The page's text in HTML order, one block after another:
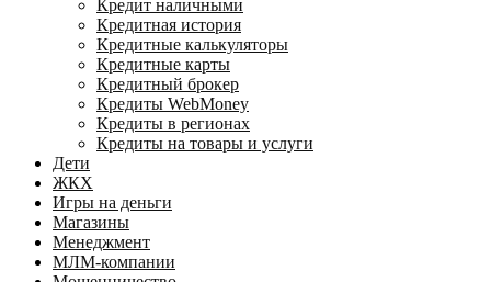
Кредит наличными
Кредитная история
Кредитные калькуляторы
Кредитные карты
Кредитный брокер
Кредиты WebMoney
Кредиты в регионах
Кредиты на товары и услуги
Дети
ЖКХ
Игры на деньги
Магазины
Менеджмент
МЛМ-компании